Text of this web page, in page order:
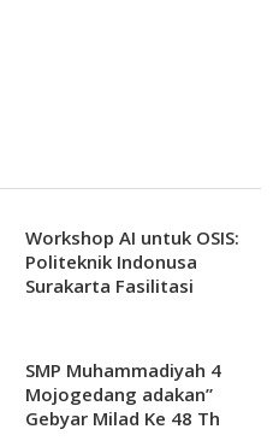
Workshop AI untuk OSIS:
Politeknik Indonusa
Surakarta Fasilitasi
SMP Muhammadiyah 4
Mojogedang adakan”
Gebyar Milad Ke 48 Th